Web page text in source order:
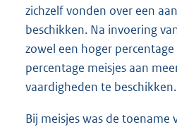
zichzelf vonden over een
beschikken. Na invoering
zowel een hoger
percentage meisjes aan
vaardigheden te beschikken.
Bij meisjes was de toename